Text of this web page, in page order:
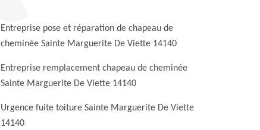
Entreprise pose et réparation de chapeau de
cheminée Sainte Marguerite De Viette 14140
Entreprise remplacement chapeau de cheminée
Sainte Marguerite De Viette 14140
Urgence fuite toiture Sainte Marguerite De Viette
14140